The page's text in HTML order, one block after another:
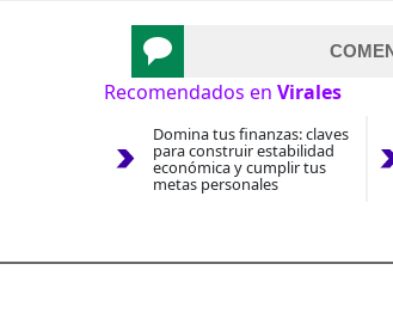
Recomendados en Virales
Domina tus finanzas: claves
para construir estabilidad
económica y cumplir tus
metas personales